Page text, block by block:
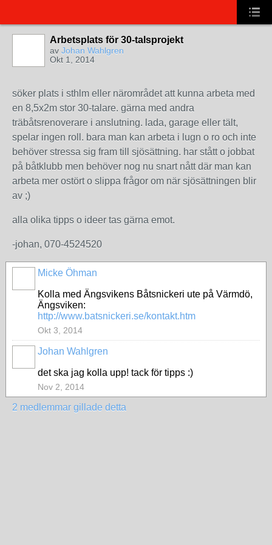
Arbetsplats för 30-talsprojekt
av Johan Wahlgren
Okt 1, 2014
söker plats i sthlm eller närområdet att kunna arbeta med
en 8,5x2m stor 30-talare. gärna med andra
träbåtsrenoverare i anslutning. lada, garage eller tält,
spelar ingen roll. bara man kan arbeta i lugn o ro och inte
behöver stressa sig fram till sjösättning. har stått o jobbat
på båtklubb men behöver nog nu snart nått där man kan
arbeta mer ostört o slippa frågor om när sjösättningen blir
av ;)
alla olika tipps o ideer tas gärna emot.
-johan, 070-4524520
Micke Öhman
Kolla med Ängsvikens Båtsnickeri ute på Värmdö,
Ängsviken:
http://www.batsnickeri.se/kontakt.htm
Okt 3, 2014
Johan Wahlgren
det ska jag kolla upp! tack för tipps :)
Nov 2, 2014
2 medlemmar gillade detta